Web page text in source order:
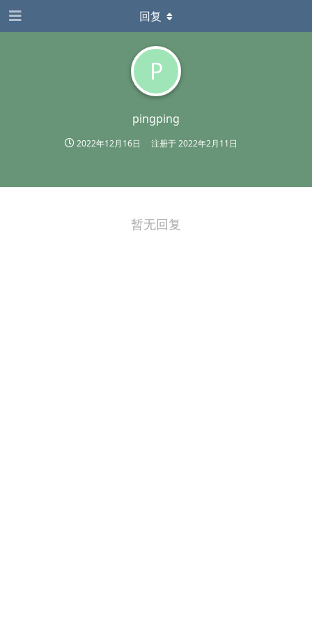
P
pingping
2022年12月16日 注册于2022年2月11日
回复
暂无回复